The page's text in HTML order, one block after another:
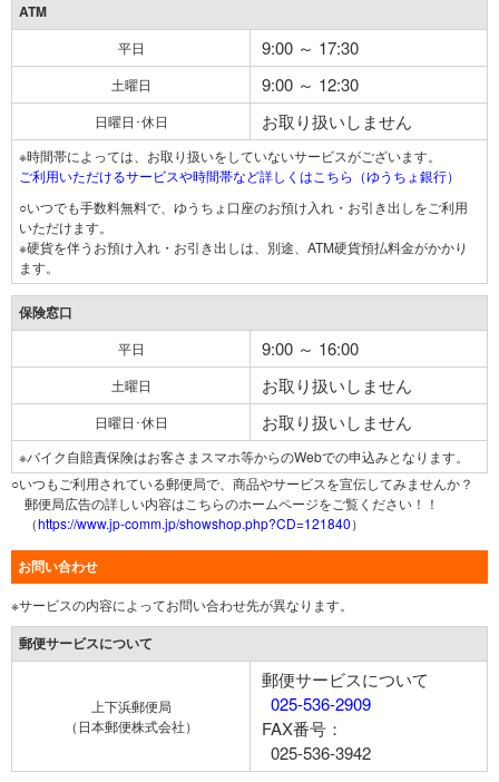
ATM
平日 9:00 ～ 17:30
土曜日 9:00 ～ 12:30
日曜日･休日 お取り扱いしません
※時間帯によっては、お取り扱いをしていないサービスがございます。
ご利用いただけるサービスや時間帯など詳しくはこちら（ゆうちょ銀行）
○いつでも手数料無料で、ゆうちょ口座のお預け入れ・お引き出しをご利用
いただけます。
※硬貨を伴うお預け入れ・お引き出しは、別途、ATM硬貨預払料金がかかり
ます。
保険窓口
平日 9:00 ～ 16:00
土曜日 お取り扱いしません
日曜日･休日 お取り扱いしません
※バイク自賠責保険はお客さまスマホ等からのWebでの申込みとなります。
○いつもご利用されている郵便局で、商品やサービスを宣伝してみませんか？
郵便局広告の詳しい内容はこちらのホームページをご覧ください！！
（https://www.jp-comm.jp/showshop.php?CD=121840）
お問い合わせ
※サービスの内容によってお問い合わせ先が異なります。
郵便サービスについて
上下浜郵便局
（日本郵便株式会社）
郵便サービスについて
025-536-2909
FAX番号：
025-536-3942